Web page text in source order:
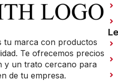
tu marca con productos
Te ofrecemos precios
y un trato cercano para
de tu empresa.